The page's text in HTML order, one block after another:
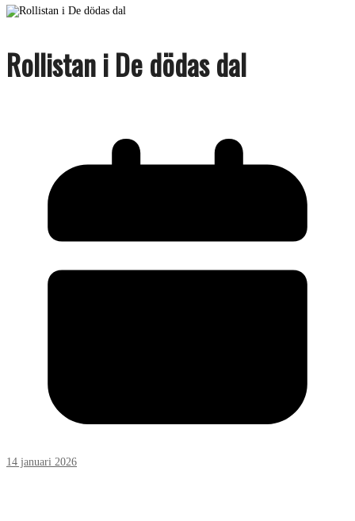
Rollistan i De dödas dal
14 januari 2026